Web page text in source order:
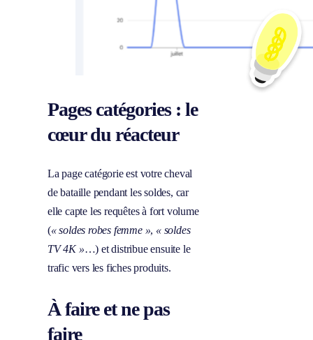
Pages catégories : le
cœur du réacteur
La page catégorie est votre cheval
de bataille pendant les soldes, car
elle capte les requêtes à fort volume
(« soldes robes femme », « soldes
TV 4K »…) et distribue ensuite le
trafic vers les fiches produits.
À faire et ne pas
faire